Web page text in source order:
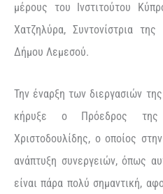
μέρους του Ινστιτούτου
Χατζηλύρα, Συντονίστρια
Δήμου Λεμεσού.
Την έναρξη των διεργασιών
κήρυξε ο Πρόεδρος της
Χριστοδουλίδης, ο οποίος
ανάπτυξη συνεργειών, όπως
είναι πάρα πολύ σημαντική,